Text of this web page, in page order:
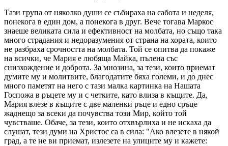
Тази група от няколко души се събираха на сабота и неделя,
понекога в един дом, а понекога в друг. Вече тогава Маркос
знаеше великата сила и ефективност на молбата, но също така
много страдания и недоразумения от страна на хората, които
не разбраха срочността на молбата. Той се опитва да покаже
на всички, че Мария е любяща Майка, пълена със
снизхождение и доброта. За мнозина, за тези, които приемат
думите му и молитвите, благодатите бяха големи, и до днес
много паметят на него с тази малка картинка на Нашата
Госпожа в ръцете му и с четките, като влиза в къщите. Да,
Мария влезе в къщите с две маленки ръце и едно сръце
жаднещо за всеки да почувства този Мир, който той
чувстваше. Обаче, за тези, които отхвърлиха и не искаха да
слушат, тези думи на Христос са в сила: "Ако влезете в някой
град, а те не ви приемат, излезете на улиците му и кажете: